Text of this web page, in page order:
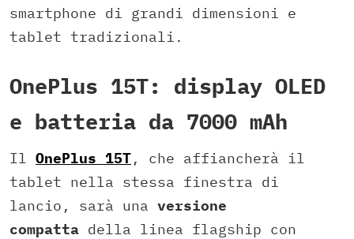
smartphone di grandi dimensioni e
tablet tradizionali.
OnePlus 15T: display OLED
e batteria da 7000 mAh
Il OnePlus 15T, che affiancherà il
tablet nella stessa finestra di
lancio, sarà una versione
compatta della linea flagship con